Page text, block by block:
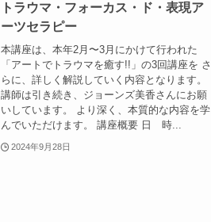
トラウマ・フォーカス・ド・表現ア
ーツセラピー
本講座は、本年2月〜3月にかけて行われた
「アートでトラウマを癒す!!」の3回講座を さ
らに、詳しく解説していく内容となります。
講師は引き続き、ジョーンズ美香さんにお願
いしています。 より深く、本質的な内容を学
んでいただけます。 講座概要 日 時...
2024年9月28日